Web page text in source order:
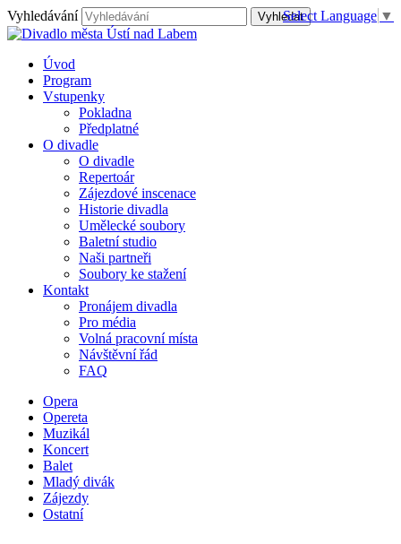
Vyhledávání
Úvod
Program
Vstupenky
Pokladna
Předplatné
O divadle
O divadle
Repertoár
Zájezdové inscenace
Historie divadla
Umělecké soubory
Baletní studio
Naši partneři
Soubory ke stažení
Kontakt
Pronájem divadla
Pro média
Volná pracovní místa
Návštěvní řád
FAQ
Select Language ▼
Opera
Opereta
Muzikál
Koncert
Balet
Mladý divák
Zájezdy
Ostatní